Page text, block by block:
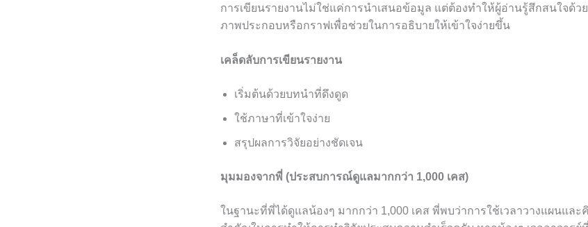
การเขียนรายงานไม่ใช่แค่การนำเสนอข้อมูล แต่ต้องทำให้ผู้อ่านรู้สึกสนใจด้ว
ภาพประกอบหรือกราฟเพื่อช่วยในการอธิบายให้เข้าใจง่ายขึ้น
เคล็ดลับการเขียนรายงาน
เริ่มต้นด้วยบทนำที่ดึงดูด
ใช้ภาษาที่เข้าใจง่าย
สรุปผลการวิจัยอย่างชัดเจน
มุมมองจากพี่ (ประสบการณ์ดูแลมากกว่า 1,000 เคส)
ในฐานะที่พี่ได้ดูแลน้องๆ มากกว่า 1,000 เคส พี่พบว่าการใช้เวลาวางแผนแล